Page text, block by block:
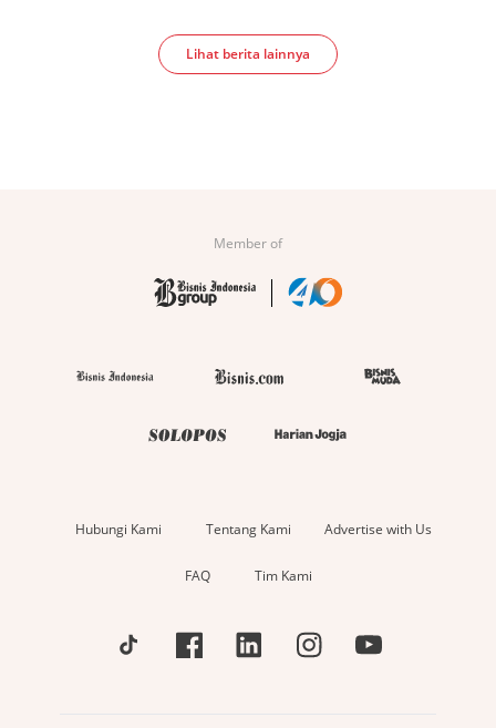
Lihat berita lainnya
Member of
Hubungi Kami Tentang Kami Advertise with Us
FAQ Tim Kami